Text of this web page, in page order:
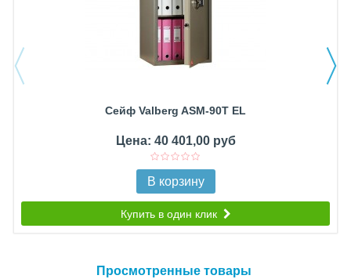
Сейф Valberg ASM-90T EL
Цена: 40 401,00 руб
В корзину
Купить в один клик
Просмотренные товары